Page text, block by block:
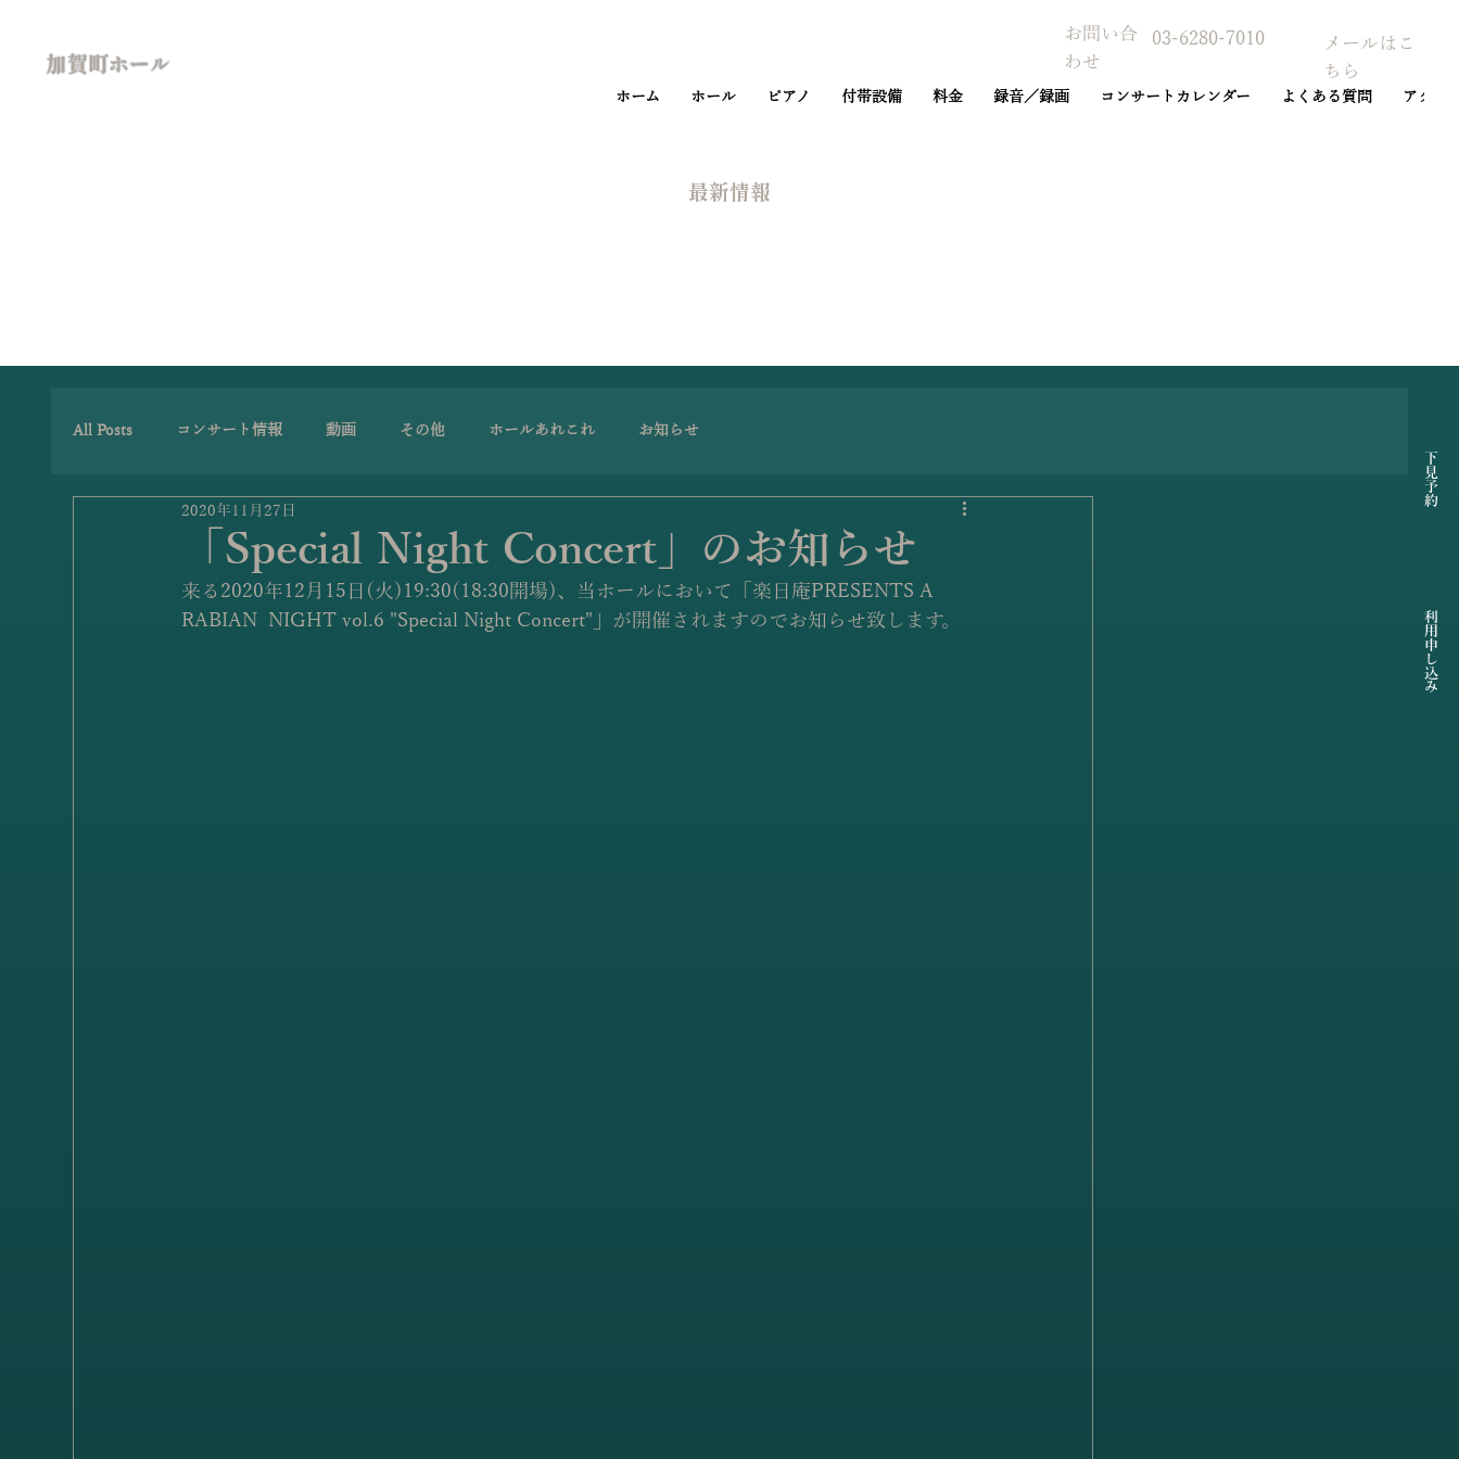
加賀町ホール
お問い合
わせ
03-6280-7010
メールはこ
ちら
ホーム ホール ピアノ 付帯設備 料金 録音／録画 コンサートカレンダー よくある質問 アクセ
利用申し込み
下見予約
​最新情報
All Posts コンサート情報 動画 その他 ホールあれこれ お知らせ
「Special Night Concert」のお知らせ
2020年11月27日
来る2020年12月15日(火)19:30(18:30開場)、当ホールにおいて「楽日庵PRESENTS A
RABIAN  NIGHT vol.6 "Special Night Concert"」が開催されますのでお知らせ致します。